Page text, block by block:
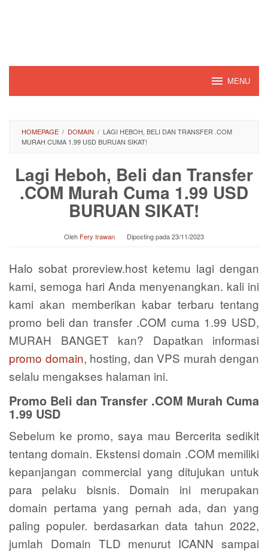
MENU
HOMEPAGE / DOMAIN / LAGI HEBOH, BELI DAN TRANSFER .COM
MURAH CUMA 1.99 USD BURUAN SIKAT!
Lagi Heboh, Beli dan Transfer
.COM Murah Cuma 1.99 USD
BURUAN SIKAT!
Oleh Fery Irawan Diposting pada23/11/2023
Halo sobat proreview.host ketemu lagi dengan
kami, semoga hari Anda menyenangkan. kali ini
kami akan memberikan kabar terbaru tentang
promo beli dan transfer .COM cuma 1.99 USD,
MURAH BANGET kan? Dapatkan informasi
promo domain, hosting, dan VPS murah dengan
selalu mengakses halaman ini.
Promo Beli dan Transfer .COM Murah Cuma
1.99 USD
Sebelum ke promo, saya mau Bercerita sedikit
tentang domain. Ekstensi domain .COM memiliki
kepanjangan commercial yang ditujukan untuk
para pelaku bisnis. Domain ini merupakan
domain pertama yang pernah ada, dan yang
paling populer. berdasarkan data tahun 2022,
jumlah Domain TLD menurut ICANN sampai